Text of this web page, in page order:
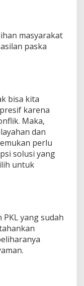
masyarakat
paska
bisa kita
karena
Maka,
dan
perlu
solusi yang
untuk
yang sudah